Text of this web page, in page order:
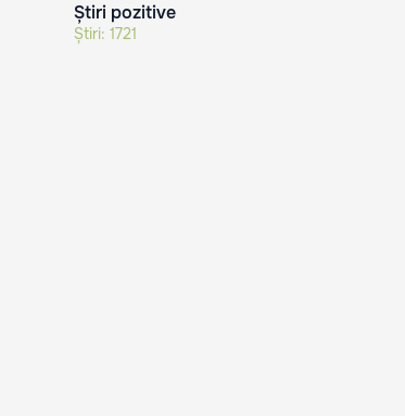
Știri pozitive
Știri: 1721